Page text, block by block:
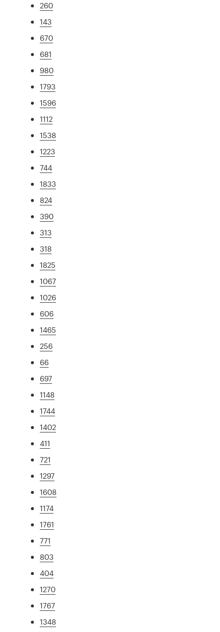
260
143
670
681
980
1793
1596
1112
1538
1223
744
1833
824
390
313
318
1825
1067
1026
606
1465
256
66
697
1148
1744
1402
411
721
1297
1608
1174
1761
771
803
404
1270
1767
1348